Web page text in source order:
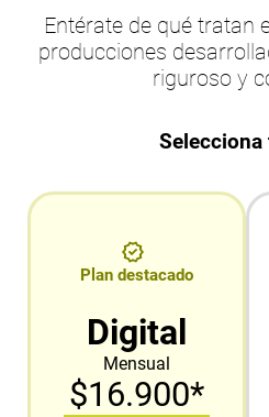
Entérate de qué tratan
producciones
riguroso y
Selecciona
Plan destacado
Digital
Mensual
$16.900*